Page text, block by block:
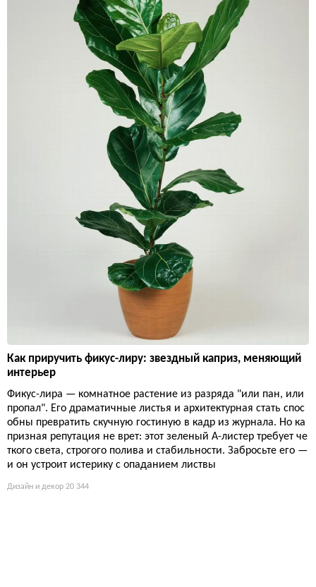
Как приручить фикус-лиру: звездный каприз, меняющий
интерьер
Фикус-лира — комнатное растение из разряда "или пан, или
пропал". Его драматичные листья и архитектурная стать спос
обны превратить скучную гостиную в кадр из журнала. Но ка
призная репутация не врет: этот зеленый А-листер требует че
ткого света, строгого полива и стабильности. Забросьте его —
и он устроит истерику с опаданием листвы
Дизайн и декор 20 344